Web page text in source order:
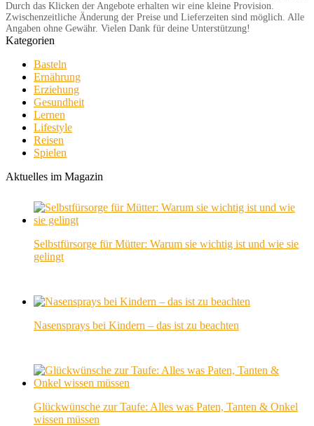
Kategorien
Basteln
Ernährung
Erziehung
Gesundheit
Lernen
Lifestyle
Reisen
Spielen
Aktuelles im Magazin
Selbstfürsorge für Mütter: Warum sie wichtig ist und wie sie
gelingt
Nasensprays bei Kindern – das ist zu beachten
Glückwünsche zur Taufe: Alles was Paten, Tanten & Onkel
wissen müssen